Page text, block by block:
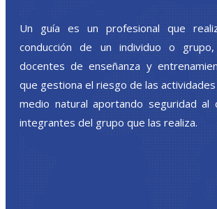
Un guía es un profesional que
conducción de un individuo o
docentes de enseñanza y
que gestiona el riesgo de las
medio natural aportando seguridad al
integrantes del grupo que las realiza.